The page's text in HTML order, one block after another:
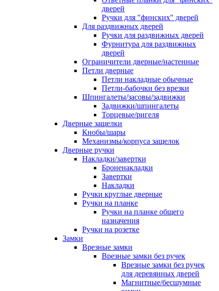
дверей
Ручки для "финских" дверей
Для раздвижных дверей
Ручки для раздвижных дверей
Фурнитура для раздвижных
дверей
Ограничители дверные/настенные
Петли дверные
Петли накладные обычные
Петли-бабочки без врезки
Шпингалеты/засовы/задвижки
Задвижки/шпингалеты
Торцевые/ригеля
Дверные защелки
Кнобы/шары
Механизмы/корпуса защелок
Дверные ручки
Накладки/завертки
Броненакладки
Завертки
Накладки
Ручки круглые дверные
Ручки на планке
Ручки на планке общего
назначения
Ручки на розетке
Замки
Врезные замки
Врезные замки без ручек
Врезные замки без ручек
для деревянных дверей
Магнитные/бесшумные